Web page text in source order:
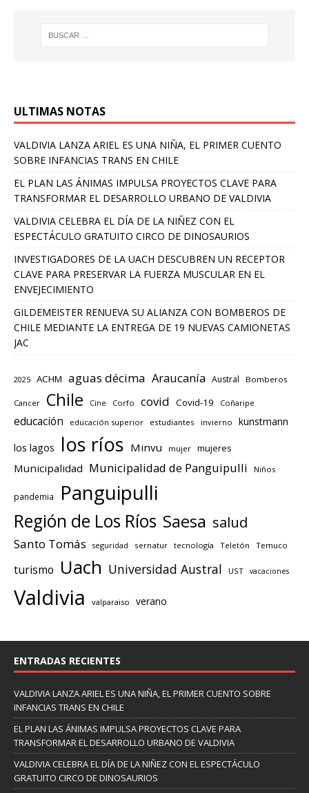
ULTIMAS NOTAS
VALDIVIA LANZA ARIEL ES UNA NIÑA, EL PRIMER CUENTO
SOBRE INFANCIAS TRANS EN CHILE
EL PLAN LAS ÁNIMAS IMPULSA PROYECTOS CLAVE PARA
TRANSFORMAR EL DESARROLLO URBANO DE VALDIVIA
VALDIVIA CELEBRA EL DÍA DE LA NIÑEZ CON EL
ESPECTÁCULO GRATUITO CIRCO DE DINOSAURIOS
INVESTIGADORES DE LA UACH DESCUBREN UN RECEPTOR
CLAVE PARA PRESERVAR LA FUERZA MUSCULAR EN EL
ENVEJECIMIENTO
GILDEMEISTER RENUEVA SU ALIANZA CON BOMBEROS DE
CHILE MEDIANTE LA ENTREGA DE 19 NUEVAS CAMIONETAS
JAC
2025 ACHM aguas décima Araucanía Austral Bomberos
Cancer Chile Cine Corfo covid Covid-19 Coñaripe
educación educación superior estudiantes invierno kunstmann
los lagos los ríos Minvu mujer mujeres
Municipalidad Municipalidad de Panguipulli Niños
pandemia Panguipulli
Región de Los Ríos Saesa salud
Santo Tomás seguridad sernatur tecnología Teletón Temuco
turismo Uach Universidad Austral UST vacaciones
Valdivia valparaiso verano
ENTRADAS RECIENTES
VALDIVIA LANZA ARIEL ES UNA NIÑA, EL PRIMER CUENTO SOBRE
INFANCIAS TRANS EN CHILE
EL PLAN LAS ÁNIMAS IMPULSA PROYECTOS CLAVE PARA
TRANSFORMAR EL DESARROLLO URBANO DE VALDIVIA
VALDIVIA CELEBRA EL DÍA DE LA NIÑEZ CON EL ESPECTÁCULO
GRATUITO CIRCO DE DINOSAURIOS